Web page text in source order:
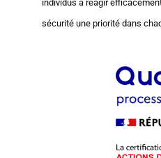
individus à réagir
sécurité une priorité dans